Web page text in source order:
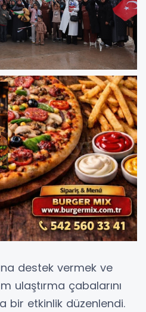
destek vermek ve
ulaştırma çabalarını
bir etkinlik düzenlendi.